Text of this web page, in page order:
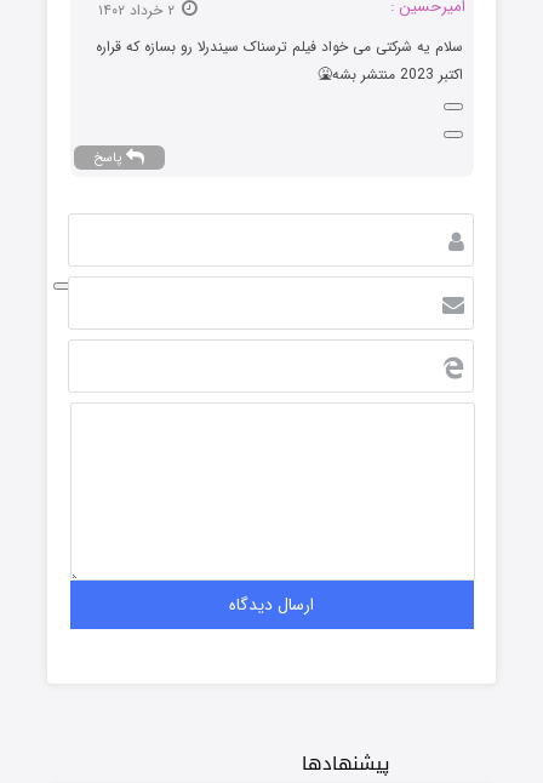
پیشنهادها
امیرحسین :
۲ خرداد ۱۴۰۲
سلام یه شرکتی می خواد فیلم ترسناک سیندرلا رو بسازه که قراره
اکتبر 2023 منتشر بشه🤮
پاسخ